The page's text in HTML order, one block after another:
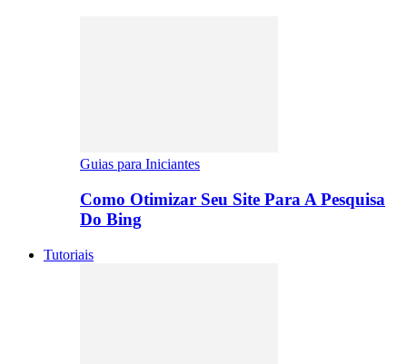
Guias para Iniciantes
Como Otimizar Seu Site Para A Pesquisa
Do Bing
Tutoriais